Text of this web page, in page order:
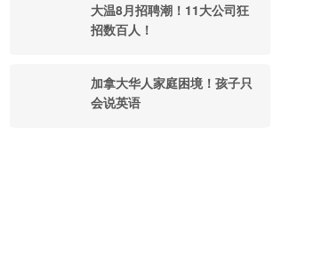
大温8月招聘潮！11大公司狂
招数百人！
加拿大华人家庭困境！孩子只
会说英语